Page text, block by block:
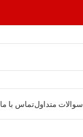
سوالات متداولتماس با ما